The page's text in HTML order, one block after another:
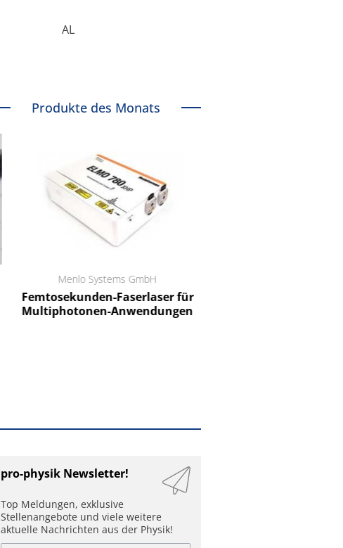
AL
Produkte des Monats
Menlo Systems GmbH
Femtosekunden-Faserlaser für
Multiphotonen-Anwendungen
pro-physik Newsletter!
Top Meldungen, exklusive
Stellenangebote und viele weitere
aktuelle Nachrichten aus der Physik!